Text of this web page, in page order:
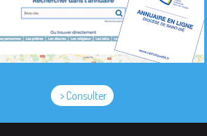
> Consulter